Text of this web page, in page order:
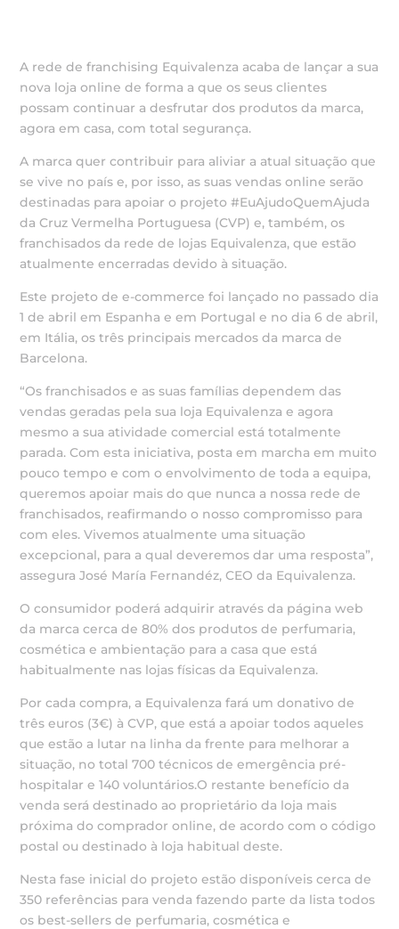
A rede de franchising Equivalenza acaba de lançar a sua
nova loja online de forma a que os seus clientes
possam continuar a desfrutar dos produtos da marca,
agora em casa, com total segurança.
A marca quer contribuir para aliviar a atual situação que
se vive no país e, por isso, as suas vendas online serão
destinadas para apoiar o projeto #EuAjudoQuemAjuda
da Cruz Vermelha Portuguesa (CVP) e, também, os
franchisados da rede de lojas Equivalenza, que estão
atualmente encerradas devido à situação.
Este projeto de e-commerce foi lançado no passado dia
1 de abril em Espanha e em Portugal e no dia 6 de abril,
em Itália, os três principais mercados da marca de
Barcelona.
“Os franchisados e as suas famílias dependem das
vendas geradas pela sua loja Equivalenza e agora
mesmo a sua atividade comercial está totalmente
parada. Com esta iniciativa, posta em marcha em muito
pouco tempo e com o envolvimento de toda a equipa,
queremos apoiar mais do que nunca a nossa rede de
franchisados, reafirmando o nosso compromisso para
com eles. Vivemos atualmente uma situação
excepcional, para a qual deveremos dar uma resposta”,
assegura José María Fernandéz, CEO da Equivalenza.
O consumidor poderá adquirir através da página web
da marca cerca de 80% dos produtos de perfumaria,
cosmética e ambientação para a casa que está
habitualmente nas lojas físicas da Equivalenza.
Por cada compra, a Equivalenza fará um donativo de
três euros (3€) à CVP, que está a apoiar todos aqueles
que estão a lutar na linha da frente para melhorar a
situação, no total 700 técnicos de emergência pré-
hospitalar e 140 voluntários.O restante benefício da
venda será destinado ao proprietário da loja mais
próxima do comprador online, de acordo com o código
postal ou destinado à loja habitual deste.
Nesta fase inicial do projeto estão disponíveis cerca de
350 referências para venda fazendo parte da lista todos
os best-sellers de perfumaria, cosmética e